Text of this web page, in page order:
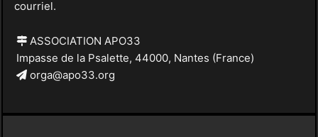
courriel.
ASSOCIATION APO33
Impasse de la Psalette, 44000, Nantes (France)
orga@apo33.org